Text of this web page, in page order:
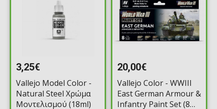
3,25€
Vallejo Model Color -
Natural Steel Χρώμα
Μοντελισμού (18ml)
20,00€
Vallejo Color - WWIII
East German Armour &
Infantry Paint Set (8